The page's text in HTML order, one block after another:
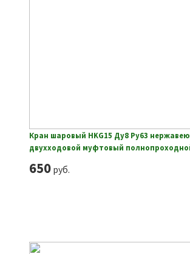
Кран шаровый HKG15 Ду8 Ру63
двухходовой муфтовый
650руб.